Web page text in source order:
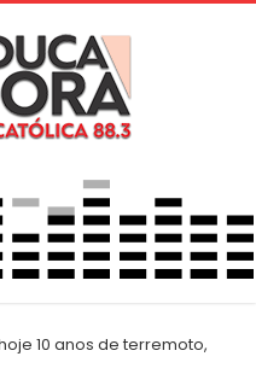
10 anos de terremoto,